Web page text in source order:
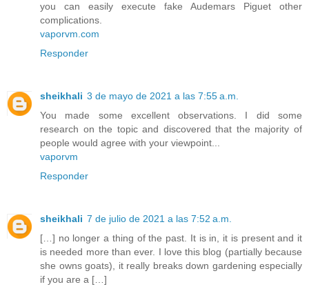
you can easily execute fake Audemars Piguet other
complications.
vaporvm.com
Responder
sheikhali 3 de mayo de 2021 a las 7:55 a.m.
You made some excellent observations. I did some
research on the topic and discovered that the majority of
people would agree with your viewpoint...
vaporvm
Responder
sheikhali 7 de julio de 2021 a las 7:52 a.m.
[…] no longer a thing of the past. It is in, it is present and it
is needed more than ever. I love this blog (partially because
she owns goats), it really breaks down gardening especially
if you are a […]